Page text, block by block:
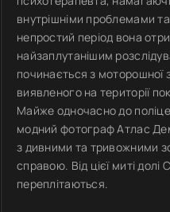
внутрішніми проблемами
непростий період вона
найзаплутанішим
починається з моторошної
виявленого на території
Майже одночасно до
модний фотограф Атлас
з дивними та тривожними
справою. Від цієї миті
переплітаються.